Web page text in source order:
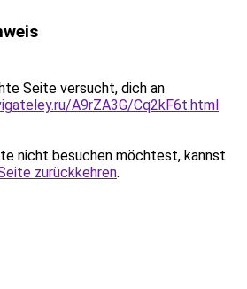
Seite versucht, dich an
A9rZA3G/Cq2kF6t.html
nicht besuchen möchtest, kannst
zurückkehren.